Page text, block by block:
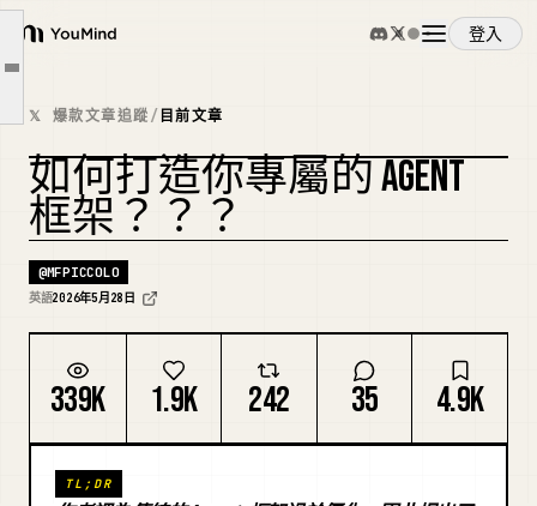
YouMind
登入
概覽
使用案例
技能
提示詞
定價
下載
文章大綱
實際的運作循環
這在實踐中意味著什麼
核心賭注
𝕏 爆款文章追蹤/ 目前文章
複刻封面
如何打造你專屬的 AGENT
框架？？？
@MFPICCOLO
英語2026年5月28日
339K 1.9K 242 35 4.9K
TL;DR